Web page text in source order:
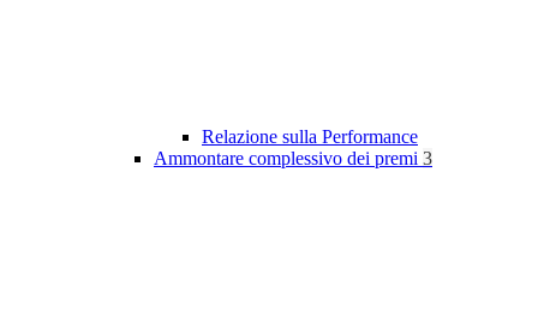
Relazione sulla Performance
Ammontare complessivo dei premi 3